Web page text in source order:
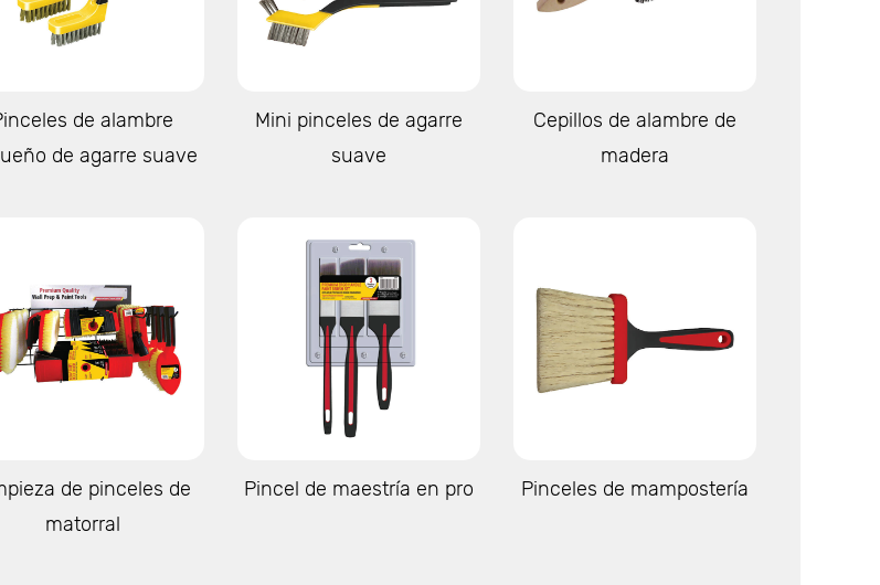
Ver más
de alambre
de agarre suave
Ver más
Mini pinceles de agarre
suave
Ver más
Cepillos de alambre de
madera
Ver más
de pinceles de
matorral
Ver más
Pincel de maestría en pro Ver más
Pinceles de mampostería